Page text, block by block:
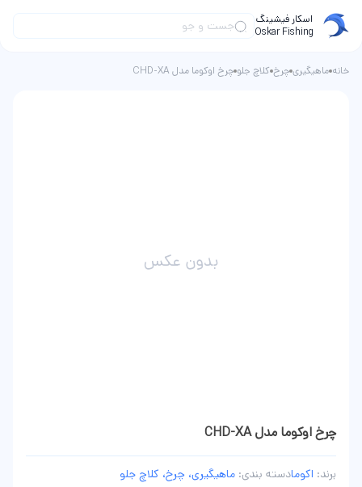
اسکار فیشینگ
Oskar Fishing
خانه ماهیگیری چرخ کلاچ جلو چرخ اوکوما مدل CHD-XA
بدون عکس
چرخ اوکوما مدل CHD-XA
برند: اکومادسته بندی: ماهیگیری، چرخ، کلاچ جلو